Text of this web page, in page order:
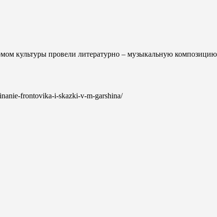
культуры провели литературно – музыкальную
frontovika-i-skazki-v-m-garshina/